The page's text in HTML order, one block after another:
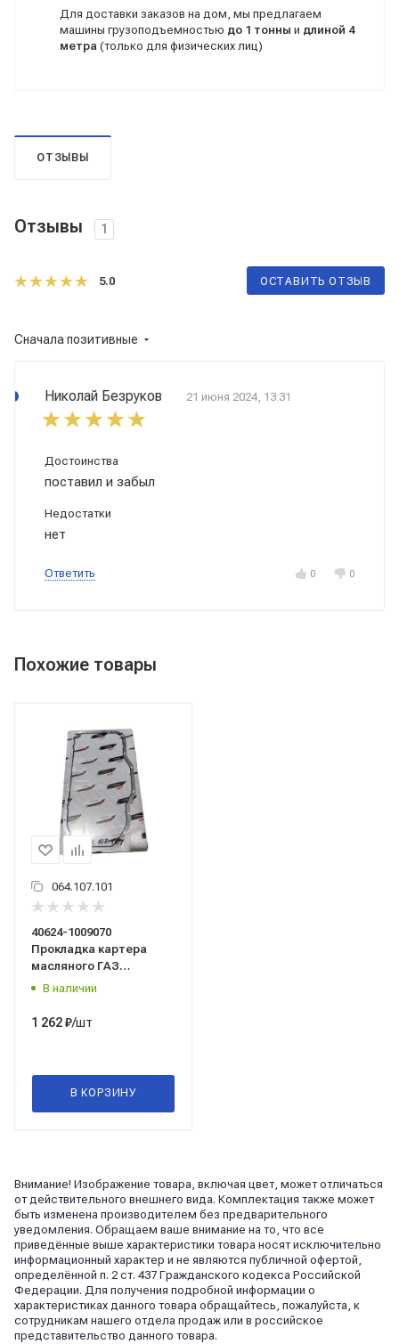
Для доставки заказов на дом, мы предлагаем
машины грузоподъемностью до 1 тонны и длиной 4
метра (только для физических лиц)
ОТЗЫВЫ
Отзывы 1
5.0 ОСТАВИТЬ ОТЗЫВ
Сначала позитивные
Николай Безруков 21 июня 2024, 13:31
Достоинства
поставил и забыл
Недостатки
нет
Ответить 0 0
Похожие товары
064.107.101
40624-1009070
Прокладка картера
масляного ГАЗ
дв.ЗМЗ-406, 40524,
(металлическая)EG244003/Espra/
В наличии
1 262₽/шт
В КОРЗИНУ
Внимание! Изображение товара, включая цвет, может отличаться
от действительного внешнего вида. Комплектация также может
быть изменена производителем без предварительного
уведомления. Обращаем ваше внимание на то, что все
приведённые выше характеристики товара носят исключительно
информационный характер и не являются публичной офертой,
определённой п. 2 ст. 437 Гражданского кодекса Российской
Федерации. Для получения подробной информации о
характеристиках данного товара обращайтесь, пожалуйста, к
сотрудникам нашего отдела продаж или в российское
представительство данного товара.